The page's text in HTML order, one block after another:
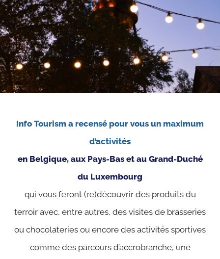
Info Tourism a recensé pour vous un maximum
d’activités
en Belgique, aux Pays-Bas et au Grand-Duché
du Luxembourg
qui vous feront (re)découvrir des produits du
terroir avec, entre autres, des visites de brasseries
ou chocolateries ou encore des activités sportives
comme des parcours d’accrobranche, une